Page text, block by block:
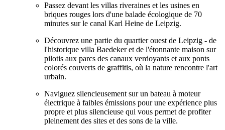
Passez devant les villas riveraines et les usines en
briques rouges lors d'une balade écologique de 70
minutes sur le canal Karl Heine de Leipzig.
Découvrez une partie du quartier ouest de Leipzig - de
l'historique villa Baedeker et de l'étonnante maison sur
pilotis aux parcs des canaux verdoyants et aux ponts
colorés couverts de graffitis, où la nature rencontre l'art
urbain.
Naviguez silencieusement sur un bateau à moteur
électrique à faibles émissions pour une expérience plus
propre et plus silencieuse qui vous permet de profiter
pleinement des sites et des sons de la ville.